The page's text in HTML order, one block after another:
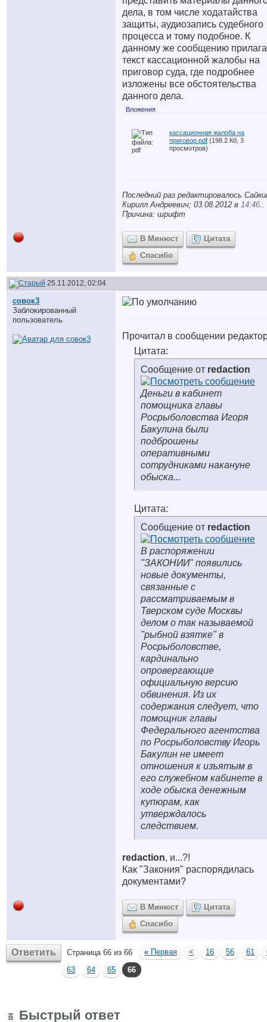
дела, в том числе ходатайства
защиты, аудиозапись судебного
процесса и тому подобное. К
данному же сообщению
текст кассационной жалобы на
приговор суда, где подробнее
изложены все обстоятельства
данного дела.
Вложения
кассационная жалоба на
приговор.pdf (198.2 Кб, 3
просмотров)
Последний раз редактировалось
Кирилл Андреевич; 03.08.2012 в 14:46
Причина: шрифт
В Минюст
Цитата
Спасибо
25.11.2012, 02:04
совок3
Заблокированный
пользователь
Прочитал в сообщении
Цитата:
Сообщение от redaction
Деньги в кабинет
помощника главы
Росрыболовства Игоря
Бакулина были
подброшены
оперативными
сотрудниками накануне
обыска...
Цитата:
Сообщение от redaction
В распоряжении
"ЗАКОНИИ" появились
новые документы,
связанные с
рассматриваемым в
Тверском суде Москвы
делом о так называемой
"рыбной взятке" в
Росрыболовстве,
кардинально
опровергающие
официальную версию
обвинения. Из их
содержания следует, что
помощник главы
Федерального агентства
по Росрыболовству Игорь
Бакулин не имеет
отношения к изъятым в
его служебном кабинете в
ходе обыска денежным
купюрам, как
утверждалось
следствием.
redaction, и...?!
Как "Закония" распорядилась
документами?
В Минюст
Цитата
Спасибо
Ответить Страница 66 из 66 « Первая < 16 56 61
63
64 65 66
Быстрый ответ